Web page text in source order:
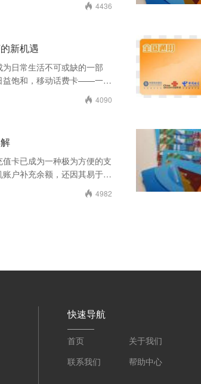
 4436
新机遇
日常生活不可或缺的一部
益饱和，移动话费卡——一种
 4090
卡已成为一种极为方便的支
户补充余额，还因其易于流
 4982
快速导航
首页 关于我们
联系我们 帮助中心